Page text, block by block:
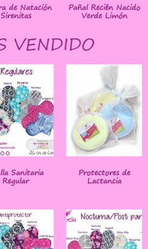
de Natación
Sirenitas
Pañal Recién Nacido
Verde Limón
VENDIDO
Sanitaria
Regular
Protectores de
Lactancia